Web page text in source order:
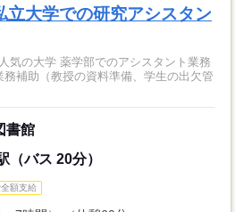
立大学での研究アシスタン
気の大学 薬学部でのアシスタント業務
補助（教授の資料準備、学生の出欠管
書館
（バス 20分）
額支給